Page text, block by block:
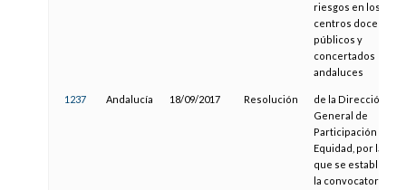
riesgos en los
centros docentes
públicos y
concertados
andaluces
1237 Andalucía 18/09/2017 Resolución
de la Dirección
General de
Participación y
Equidad, por la
que se establece
la convocatoria de